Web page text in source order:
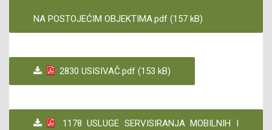
NA POSTOJEĆIM OBJEKTIMA.pdf (157 kB)
2830 USISIVAČ.pdf (153 kB)
1178 USLUGE SERVISIRANJA MOBILNIH I